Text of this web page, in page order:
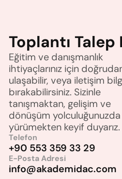
Toplantı Talep
Eğitim ve danışmanlık
ihtiyaçlarınız için
ulaşabilir, veya iletişim
bırakabilirsiniz. Sizinle
tanışmaktan, gelişim ve
dönüşüm
yürümekten keyif duyarız.
Telefon
+90 553 359 33 29
E-Posta Adresi
info@akademidac.com